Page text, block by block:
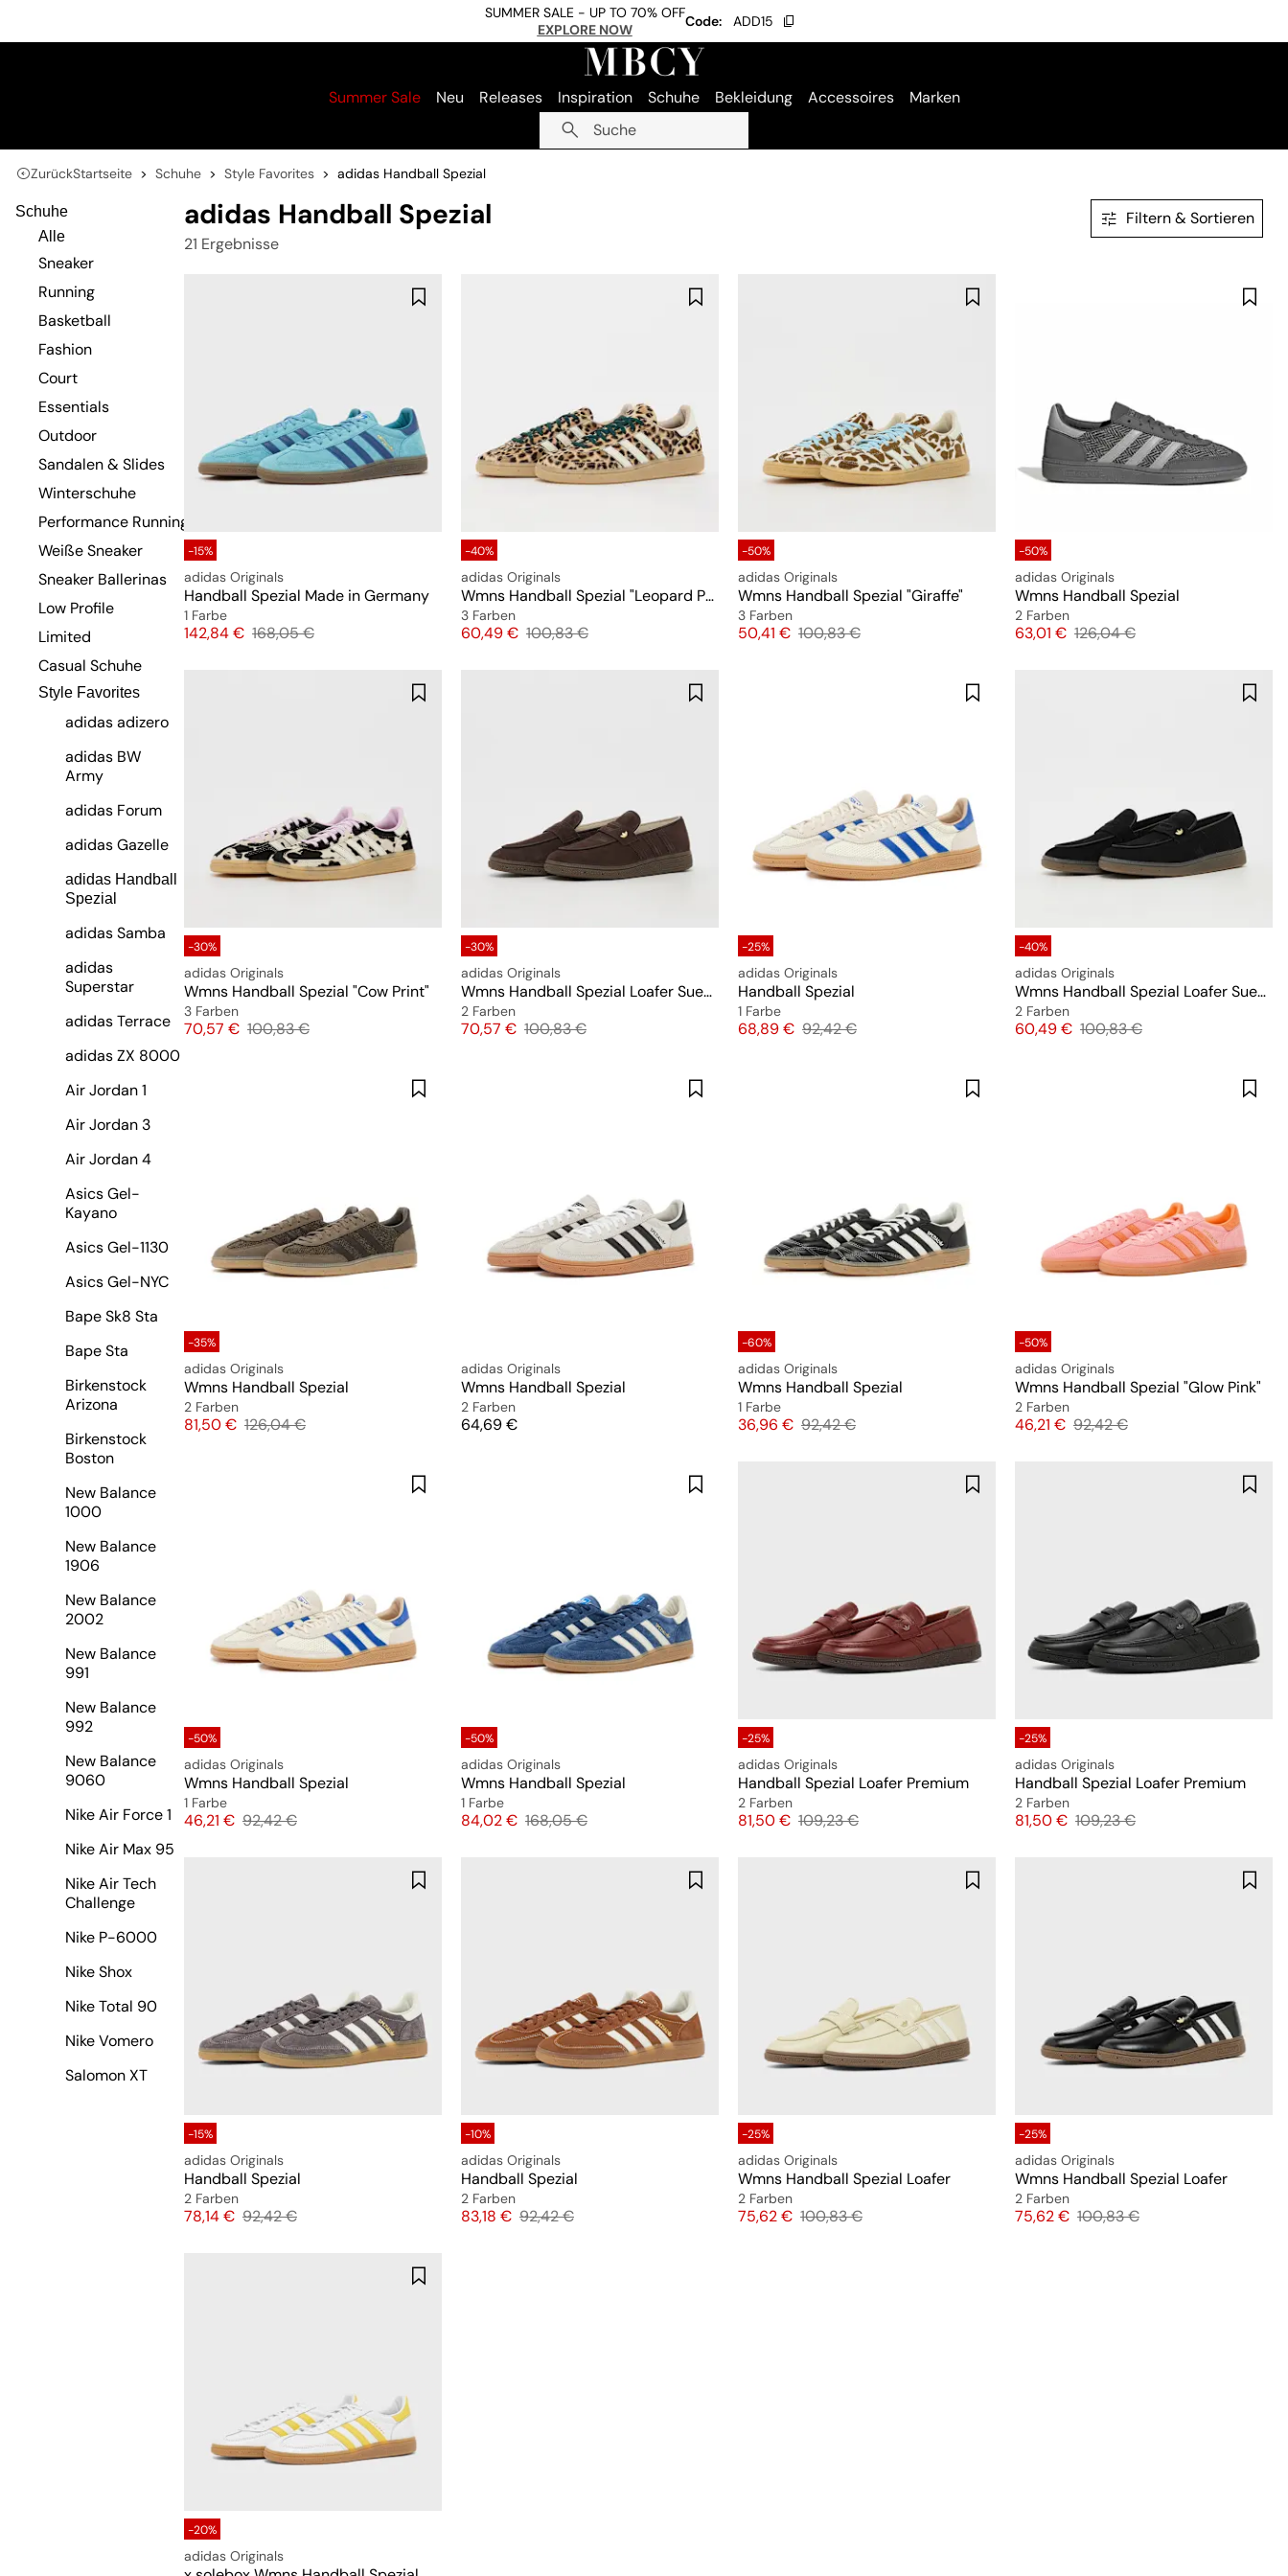
SUMMER SALE - UP TO 70% OFF
EXPLORE NOW
Code: ADD15
Summer Sale Neu Releases Inspiration Schuhe Bekleidung Accessoires
Marken
Suche
ZurückStartseite Schuhe Style Favorites adidas Handball Spezial
Schuhe
Alle
Sneaker
Running
Basketball
Fashion
Court
Essentials
Outdoor
Sandalen & Slides
Winterschuhe
Performance Running
Weiße Sneaker
Sneaker Ballerinas
Low Profile
Limited
Casual Schuhe
Style Favorites
adidas adizero
adidas BW
Army
adidas Forum
adidas Gazelle
adidas Handball
Spezial
adidas Samba
adidas
Superstar
adidas Terrace
adidas ZX 8000
Air Jordan 1
Air Jordan 3
Air Jordan 4
Asics Gel-
Kayano
Asics Gel-1130
Asics Gel-NYC
Bape Sk8 Sta
Bape Sta
Birkenstock
Arizona
Birkenstock
Boston
New Balance
1000
New Balance
1906
New Balance
2002
New Balance
991
New Balance
992
New Balance
9060
Nike Air Force 1
Nike Air Max 95
Nike Air Tech
Challenge
Nike P-6000
Nike Shox
Nike Total 90
Nike Vomero
Salomon XT
adidas Handball Spezial
21 Ergebnisse
Filtern & Sortieren
-15%
adidas Originals
Handball Spezial Made in Germany
1 Farbe
Preis
142,84 € Originalpreis
168,05 €
-40%
adidas Originals
Wmns Handball Spezial "Leopard Print"
3 Farben
Preis
60,49 € Originalpreis
100,83 €
-50%
adidas Originals
Wmns Handball Spezial "Giraffe"
3 Farben
Preis
50,41 € Originalpreis
100,83 €
-50%
adidas Originals
Wmns Handball Spezial
2 Farben
Preis
63,01 € Originalpreis
126,04 €
-30%
adidas Originals
Wmns Handball Spezial "Cow Print"
3 Farben
Preis
70,57 € Originalpreis
100,83 €
-30%
adidas Originals
Wmns Handball Spezial Loafer Suede
2 Farben
Preis
70,57 € Originalpreis
100,83 €
-25%
adidas Originals
Handball Spezial
1 Farbe
Preis
68,89 € Originalpreis
92,42 €
-40%
adidas Originals
Wmns Handball Spezial Loafer Suede
2 Farben
Preis
60,49 € Originalpreis
100,83 €
-35%
adidas Originals
Wmns Handball Spezial
2 Farben
Preis
81,50 € Originalpreis
126,04 €
adidas Originals
Wmns Handball Spezial
2 Farben
Preis
64,69 €
-60%
adidas Originals
Wmns Handball Spezial
1 Farbe
Preis
36,96 € Originalpreis
92,42 €
-50%
adidas Originals
Wmns Handball Spezial "Glow Pink"
2 Farben
Preis
46,21 € Originalpreis
92,42 €
-50%
adidas Originals
Wmns Handball Spezial
1 Farbe
Preis
46,21 € Originalpreis
92,42 €
-50%
adidas Originals
Wmns Handball Spezial
1 Farbe
Preis
84,02 € Originalpreis
168,05 €
-25%
adidas Originals
Handball Spezial Loafer Premium
2 Farben
Preis
81,50 € Originalpreis
109,23 €
-25%
adidas Originals
Handball Spezial Loafer Premium
2 Farben
Preis
81,50 € Originalpreis
109,23 €
-15%
adidas Originals
Handball Spezial
2 Farben
Preis
78,14 € Originalpreis
92,42 €
-10%
adidas Originals
Handball Spezial
2 Farben
Preis
83,18 € Originalpreis
92,42 €
-25%
adidas Originals
Wmns Handball Spezial Loafer
2 Farben
Preis
75,62 € Originalpreis
100,83 €
-25%
adidas Originals
Wmns Handball Spezial Loafer
2 Farben
Preis
75,62 € Originalpreis
100,83 €
-20%
adidas Originals